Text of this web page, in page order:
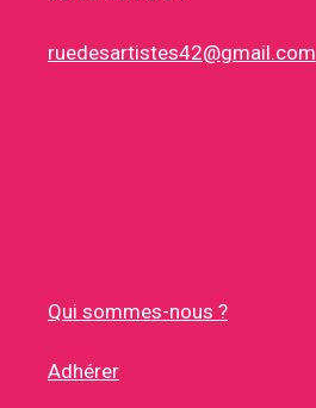
ruedesartistes42@gmail.com
Qui sommes-nous ?
Adhérer